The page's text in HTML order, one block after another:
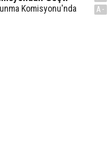
Komisyonu'nda
A-